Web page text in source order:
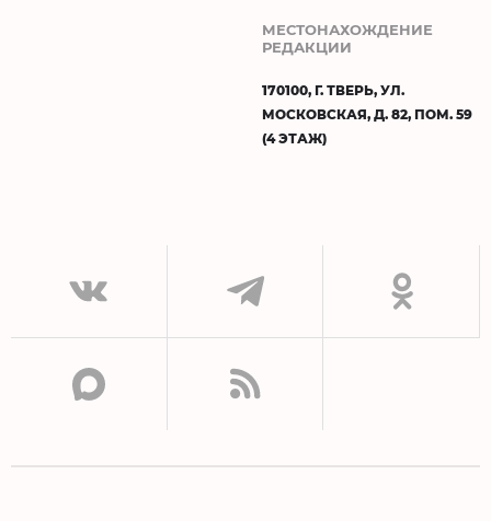
МЕСТОНАХОЖДЕНИЕ
РЕДАКЦИИ
170100, Г. ТВЕРЬ, УЛ.
МОСКОВСКАЯ, Д. 82, ПОМ. 59
(4 ЭТАЖ)